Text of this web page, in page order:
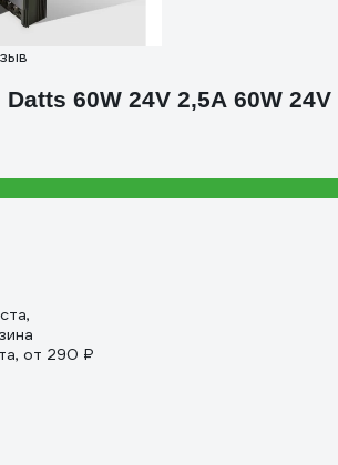
60W 24V 2,5А 60W 24V
от 290 ₽